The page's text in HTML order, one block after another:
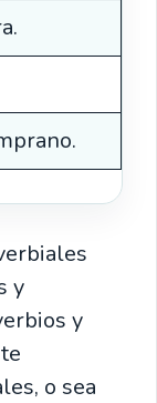
y
y
o sea